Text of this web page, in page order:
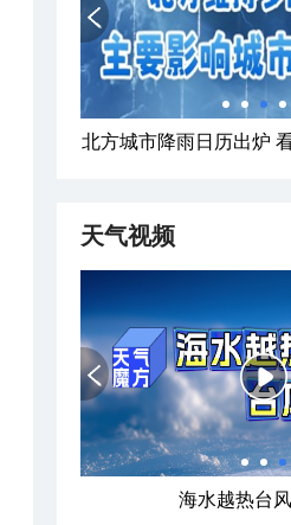
北方城市降雨日历出炉
天气视频
海水越热台